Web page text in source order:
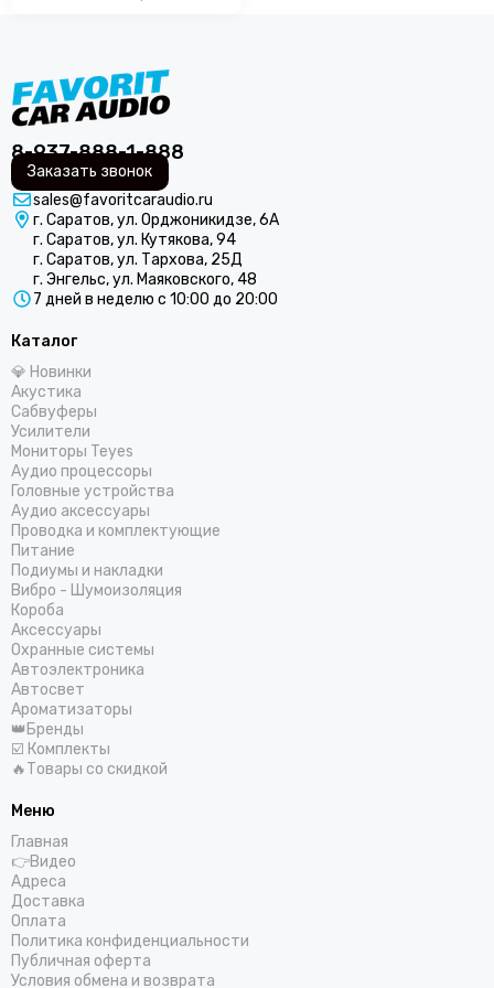
ComfortMat
Challenger
DEGO
DD Audio
DAXX
Dunobil
D/S/D
ESB Audio
ESX
E.O.S.
FSD Audio
Focal
Five
GAS
Helix
Hellion
IDOL AUDIO
Ivolga
Incar
Infinity
Intego
JBL
JL Audio
JVC
КЗАТЭ
Kicx
Kingz Audio
Light Audio
Madbit
Magnum
MD.Lab
Mio
8-937-888-1-888
Заказать звонок
sales@favoritcaraudio.ru
г. Саратов, ул. Орджоникидзе, 6А
г. Саратов, ул. Кутякова, 94
г. Саратов, ул. Тархова, 25Д
г. Энгельс, ул. Маяковского, 48
7 дней в неделю с 10:00 до 20:00
Каталог
💎 Новинки
Акустика
Сабвуферы
Усилители
Мониторы Teyes
Аудио процессоры
Головные устройства
Аудио аксессуары
Проводка и комплектующие
Питание
Подиумы и накладки
Вибро - Шумоизоляция
Короба
Аксессуары
Охранные системы
Автоэлектроника
Автосвет
Ароматизаторы
👑Бренды
☑️ Комплекты
🔥Товары со скидкой
Меню
Главная
👉Видео
Адреса
Доставка
Оплата
Политика конфиденциальности
Публичная оферта
Условия обмена и возврата